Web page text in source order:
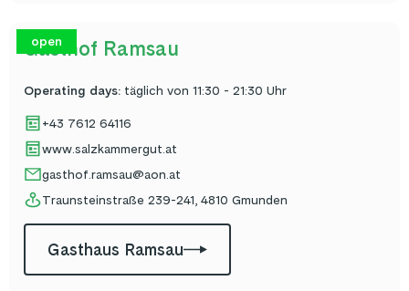
open
Gasthof Ramsau
Operating days: täglich von 11:30 - 21:30 Uhr
+43 7612 64116
www.salzkammergut.at
gasthof.ramsau@aon.at
Traunsteinstraße 239-241, 4810 Gmunden
Gasthaus Ramsau